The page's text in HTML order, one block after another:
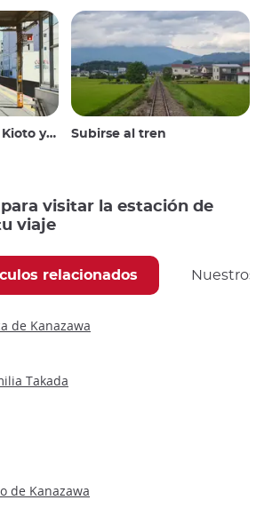
Subirse al tren
visitar la estación de
viaje
relacionados Nuestros
de Kanazawa
Takada
de Kanazawa